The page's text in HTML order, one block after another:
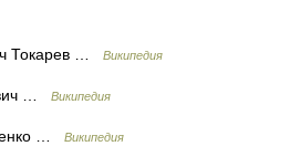
Токарев … Википедия
… Википедия
… Википедия